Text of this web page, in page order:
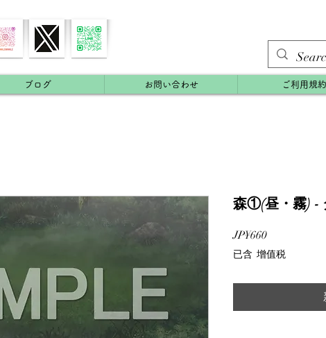
ブログ お問い合わせ ご利用規約
森①(昼・霧) -
JP¥660價
格
已含 增值税